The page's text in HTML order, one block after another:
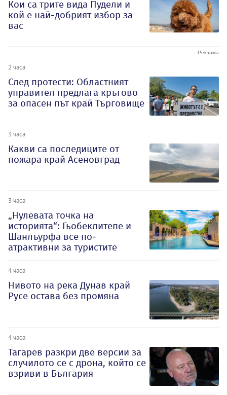
Кои са трите вида Пудели и
кой е най-добрият избор за
вас
2 часа
След протести: Областният
управител предлага кръгово
за опасен път край Търговище
3 часа
Какви са последиците от
пожара край Асеновград
3 часа
„Нулевата точка на
историята“: Гьобеклитепе и
Шанлъурфа все по-
атрактивни за туристите
4 часа
Нивото на река Дунав край
Русе остава без промяна
4 часа
Тагарев разкри две версии за
случилото се с дрона, който се
взриви в България